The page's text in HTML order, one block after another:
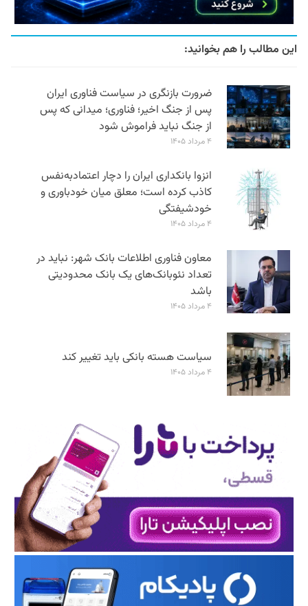
این مطالب را هم بخوانید:
ضرورت بازنگری در سیاست فناوری ایران
پس از جنگ اخیر؛ فناوری؛ میدانی که پس
از جنگ نباید فراموش شود
۴ مرداد ۱۴۰۵
انزوا بانکداری ایران را دچار اعتمادبه‌نفس
کاذب کرده است؛ معلق میان خودباوری و
خودشیفتگی
۴ مرداد ۱۴۰۵
معاون فناوری اطلاعات بانک شهر: نباید در
تعداد نئوبانک‌های یک بانک محدودیتی
باشد
۴ مرداد ۱۴۰۵
سیاست هسته بانکی باید تغییر کند
۴ مرداد ۱۴۰۵